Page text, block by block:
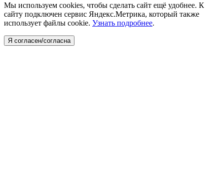
Мы используем cookies, чтобы сделать сайт ещё удобнее. К
сайту подключен сервис Яндекс.Метрика, который также
использует файлы cookie. Узнать подробнее.
Я согласен/согласна